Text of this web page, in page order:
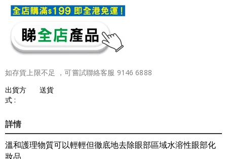
如存貨上限不足 ，可嘗試聯絡客服 9146 6888
出貨方
式 :
送貨
詳情
溫和護理物質可以輕輕但徹底地去除眼部區域水溶性眼部化
妝品